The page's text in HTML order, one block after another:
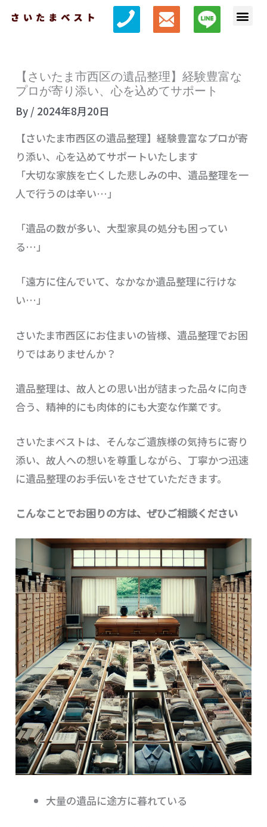
メ
【さいたま市西区の遺品整理】経験豊富な
プロが寄り添い、心を込めてサポート
By / 2024年8月20日
【さいたま市西区の遺品整理】経験豊富なプロが寄
り添い、心を込めてサポートいたします
「大切な家族を亡くした悲しみの中、遺品整理を一
人で行うのは辛い…」
「遺品の数が多い、大型家具の処分も困ってい
る…」
「遠方に住んでいて、なかなか遺品整理に行けな
い…」
さいたま市西区にお住まいの皆様、遺品整理でお困
りではありませんか？
遺品整理は、故人との思い出が詰まった品々に向き
合う、精神的にも肉体的にも大変な作業です。
さいたまベストは、そんなご遺族様の気持ちに寄り
添い、故人への想いを尊重しながら、丁寧かつ迅速
に遺品整理のお手伝いをさせていただきます。
こんなことでお困りの方は、ぜひご相談ください
大量の遺品に途方に暮れている